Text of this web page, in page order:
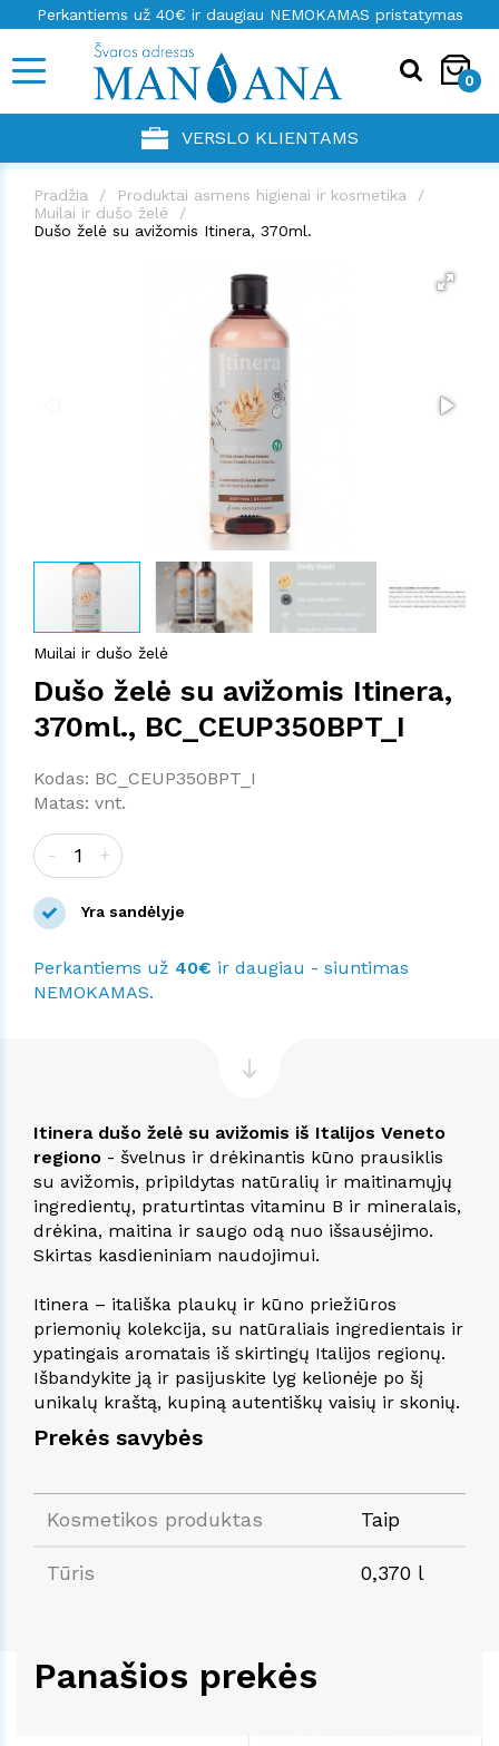
Perkantiems už 40€ ir daugiau NEMOKAMAS pristatymas
0
VERSLO KLIENTAMS
Pradžia
Produktai asmens higienai ir kosmetika
Muilai ir dušo želė
Dušo želė su avižomis Itinera, 370ml.
Muilai ir dušo želė
Dušo želė su avižomis Itinera,
370ml., BC_CEUP350BPT_I
Kodas: BC_CEUP350BPT_I
Matas: vnt.
- +
Yra sandėlyje
Perkantiems už 40€ ir daugiau - siuntimas
NEMOKAMAS.
Prekės savybės
Kosmetikos produktas Taip
Tūris 0,370 l
Itinera dušo želė su avižomis iš Italijos Veneto
regiono - švelnus ir drėkinantis kūno prausiklis
su avižomis, pripildytas natūralių ir maitinamųjų
ingredientų, praturtintas vitaminu B ir mineralais,
drėkina, maitina ir saugo odą nuo išsausėjimo.
Skirtas kasdieniniam naudojimui.
Itinera – itališka plaukų ir kūno priežiūros
priemonių kolekcija, su natūraliais ingredientais ir
ypatingais aromatais iš skirtingų Italijos regionų.
Išbandykite ją ir pasijuskite lyg kelionėje po šį
unikalų kraštą, kupiną autentiškų vaisių ir skonių.
Panašios prekės